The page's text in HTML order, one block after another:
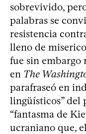
sobrevivido,
palabras se
resistencia
lleno de
fue sin embargo
en The
parafraseó en
lingüísticos” del
“fantasma de
ucraniano que,